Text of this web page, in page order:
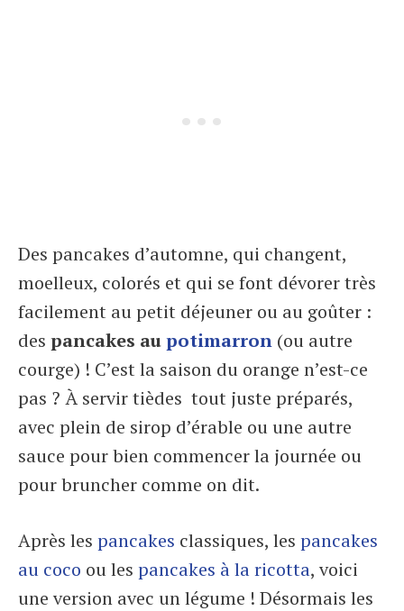
Des pancakes d’automne, qui changent,
moelleux, colorés et qui se font dévorer très
facilement au petit déjeuner ou au goûter :
des pancakes aupotimarron (ou autre
courge) ! C’est la saison du orange n’est-ce
pas ? À servir tièdes tout juste préparés,
avec plein de sirop d’érable ou une autre
sauce pour bien commencer la journée ou
pour bruncher comme on dit.
Après les pancakes classiques, les pancakes
au coco ou les pancakes à la ricotta, voici
une version avec un légume ! Désormais les